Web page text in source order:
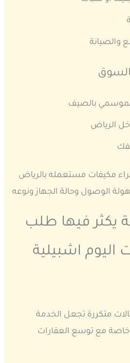
والصيانة
بالصيف
الرياض
مكيفات مستعمله بالرياض
الوصول وحالة الجهاز ونوعه
يكثر فيها طلب
اليوم اشبيلية
متكررة تجعل الخدمة
مع توسع العقارات